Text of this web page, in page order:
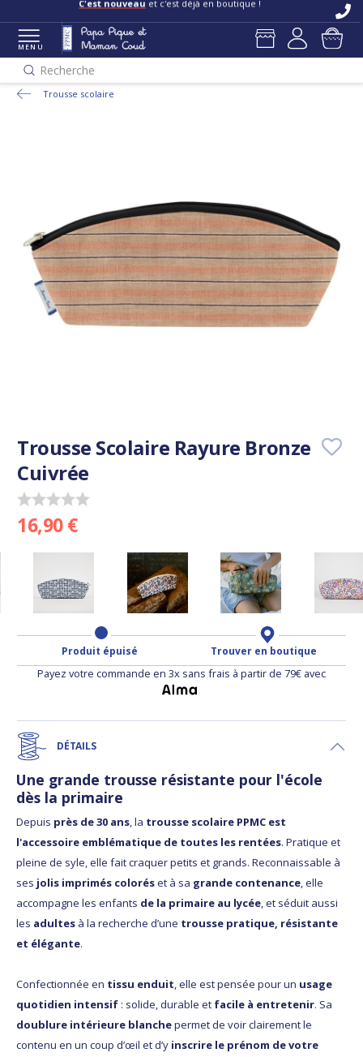
C'est nouveau et c'est déjà en boutique !
MENU
Recherche
Trousse scolaire
Trousse Scolaire Rayure Bronze
Cuivrée
16,90 €
Produit épuisé Trouver en boutique
Payez votre commande en 3x sans frais à partir de 79€ avec
DÉTAILS
Une grande trousse résistante pour l'école
dès la primaire
Depuis près de 30 ans, la trousse scolaire PPMC est
l'accessoire emblématique de toutes les rentées. Pratique et
pleine de syle, elle fait craquer petits et grands. Reconnaissable à
ses jolis imprimés coloréset à sa grande contenance, elle
accompagne les enfants de la primaire au lycée, et séduit aussi
les adultes à la recherche d’une trousse pratique, résistante
et élégante.
Confectionnée en tissu enduit, elle est pensée pour un usage
quotidien intensif : solide, durable et facile à entretenir. Sa
doublure intérieure blanchepermet de voir clairement le
contenu en un coup d’œil et d’y inscrire le prénom de votre